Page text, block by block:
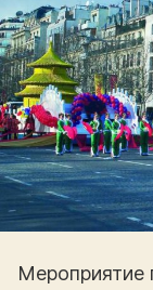
Мероприятие